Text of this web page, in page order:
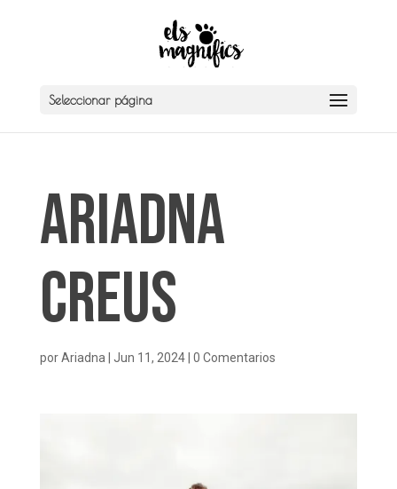
Seleccionar página
Ariadna
Creus
porAriadna Jun 11, 2024| 0 Comentarios